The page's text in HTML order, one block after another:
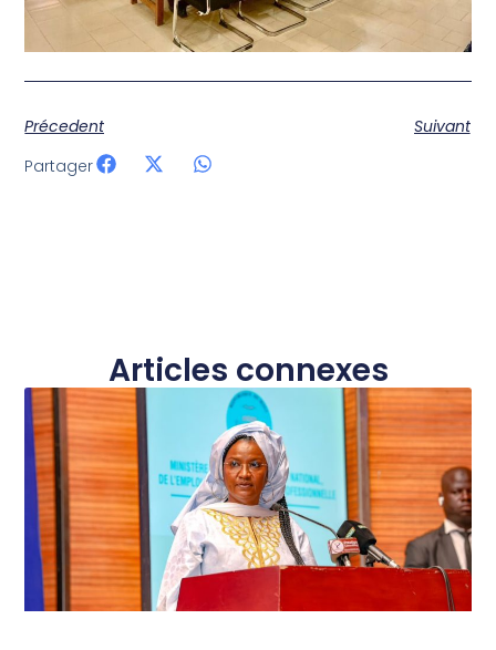
Précedent
Suivant
Partager
Articles connexes